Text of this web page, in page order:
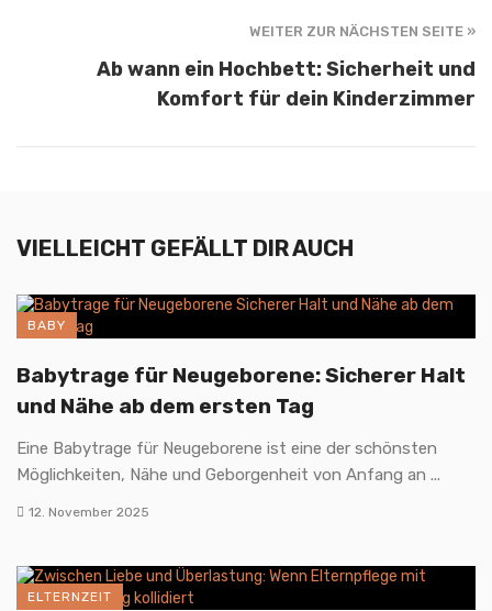
WEITER ZUR NÄCHSTEN SEITE »
Ab wann ein Hochbett: Sicherheit und
Komfort für dein Kinderzimmer
VIELLEICHT GEFÄLLT DIR AUCH
BABY
Babytrage für Neugeborene: Sicherer Halt
und Nähe ab dem ersten Tag
Eine Babytrage für Neugeborene ist eine der schönsten
Möglichkeiten, Nähe und Geborgenheit von Anfang an ...
12. November 2025
ELTERNZEIT